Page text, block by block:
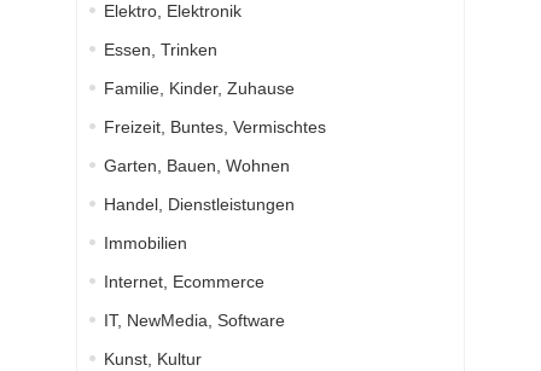
Elektro, Elektronik
Essen, Trinken
Familie, Kinder, Zuhause
Freizeit, Buntes, Vermischtes
Garten, Bauen, Wohnen
Handel, Dienstleistungen
Immobilien
Internet, Ecommerce
IT, NewMedia, Software
Kunst, Kultur